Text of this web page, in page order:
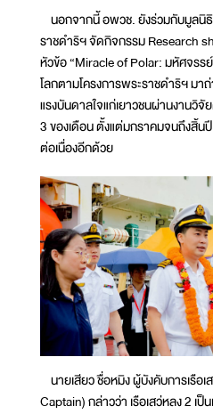
นอกจากนี้ อพวช. ยังร่วมกับมูลนิธิ
ราชดำริฯ จัดกิจกรรม Research
หัวข้อ “Miracle of Polar: มหัศจรร
โลกตามโครงการพระราชดำริฯ ม
แรงบันดาลใจแก่เยาวชนผ่านงานวิ
3 ของเดือน ตั้งแต่มกราคมจนถึงสิ้น
ต่อเนื่องอีกด้วย
นายเสียว ชื่อหมิง ผู้บังคับการเรือ
Captain) กล่าวว่า เรือเสว่หลง 2 เ